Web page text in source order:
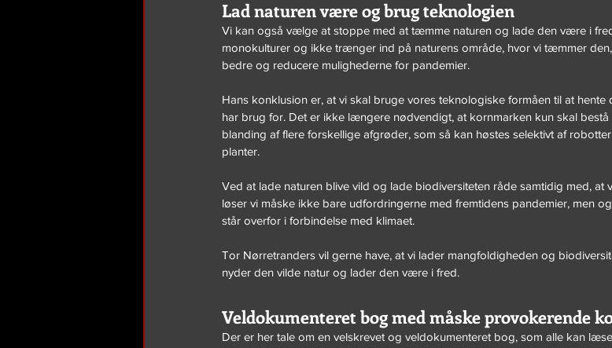
Lad naturen være og brug teknologien
Vi kan også vælge at stoppe med at tæmme naturen og lade den være i
monokulturer og ikke trænger ind på naturens område, hvor vi tæmmer
bedre og reducere mulighederne for pandemier.
Hans konklusion er, at vi skal bruge vores teknologiske formåen til at
har brug for. Det er ikke længere nødvendigt, at kornmarken kun skal
blanding af flere forskellige afgrøder, som så kan høstes selektivt af
planter.
Ved at lade naturen blive vild og lade biodiversiteten råde samtidig med,
løser vi måske ikke bare udfordringerne med fremtidens pandemier, men
står overfor i forbindelse med klimaet.
Tor Nørretranders vil gerne have, at vi lader mangfoldigheden og
nyder den vilde natur og lader den være i fred.
Veldokumenteret bog med måske provokerende
Der er her tale om en velskrevet og veldokumenteret bog, som alle kan